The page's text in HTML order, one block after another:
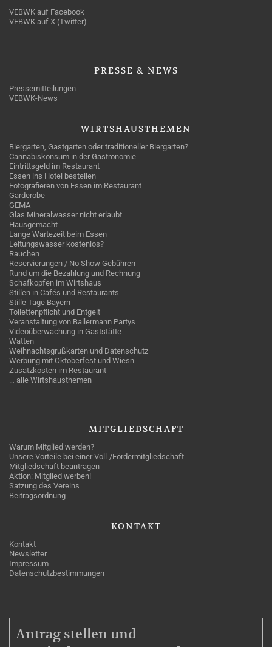
VEBWK auf Facebook
VEBWK auf X (Twitter)
PRESSE & NEWS
Pressemitteilungen
VEBWK-News
WIRTSHAUSTHEMEN
Biergarten, Gastgarten oder traditioneller Biergarten?
Cannabiskonsum in der Gastronomie
Eintrittsgeld im Restaurant
Essen ins Hotel bestellen
Fotografieren von Essen im Restaurant
Garderobe
GEMA
Glas Mineralwasser nicht erlaubt
Hausgemacht
Lange Wartezeit beim Essen
Leitungswasser kostenlos?
Rauchen
Reservierungen / No Show Gebühren
Rund um die Bezahlung und Rechnung
Schafkopfen im Wirtshaus
Stillen in Cafés und Restaurants
Stille Tage Bayern
Toilettenpflicht und Entgelt
Veranstaltung von Ballermann Partys
Videoüberwachung in Gaststätte
Watten
Weihnachtsgrußkarten und Datenschutz
Werbung mit Oktoberfest und Wiesn
Zusatzkosten im Restaurant
… alle Wirtshausthemen
MITGLIEDSCHAFT
Warum Mitglied werden?
Unsere Vorteile bei einer Voll-/Fördermitgliedschaft
Mitgliedschaft beantragen
Aktion: Mitglied werben!
Satzung des Vereins
Beitragsordnung
KONTAKT
Kontakt
Newsletter
Impressum
Datenschutzbestimmungen
MITGLIEDSCHAFT
Antrag stellen und